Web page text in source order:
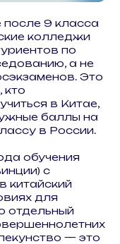
9 класса
колледжи
по
а не
Это
кто
в Китае,
баллы на
в России.
обучения
с
китайский
для
отдельный
— это